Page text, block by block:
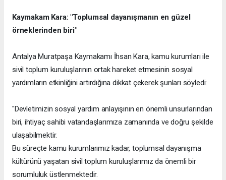
Kaymakam Kara: "Toplumsal dayanışmanın en güzel
örneklerinden biri"
Antalya Muratpaşa Kaymakamı İhsan Kara, kamu kurumları ile
sivil toplum kuruluşlarının ortak hareket etmesinin sosyal
yardımların etkinliğini artırdığına dikkat çekerek şunları söyledi:
"Devletimizin sosyal yardım anlayışının en önemli unsurlarından
biri, ihtiyaç sahibi vatandaşlarımıza zamanında ve doğru şekilde
ulaşabilmektir.
Bu süreçte kamu kurumlarımız kadar, toplumsal dayanışma
kültürünü yaşatan sivil toplum kuruluşlarımız da önemli bir
sorumluluk üstlenmektedir.